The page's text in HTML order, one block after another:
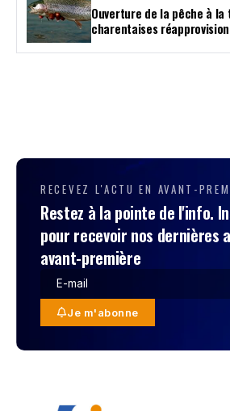
Ouverture de la pêche à
charentaises
RECEVEZ L'ACTU EN AVANT-
Restez à la pointe de l'info.
pour recevoir nos dernières
avant-première
Je m'abonne